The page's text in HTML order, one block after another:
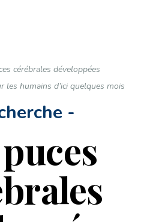
cérébrales développées
humains d’ici quelques mois
-